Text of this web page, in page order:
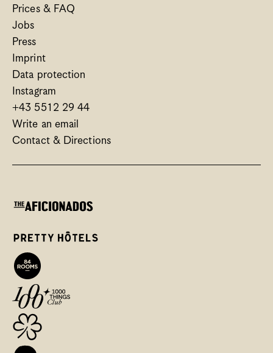
Prices & FAQ
Jobs
Press
Imprint
Data protection
Instagram
+43 5512 29 44
Write an email
Contact & Directions